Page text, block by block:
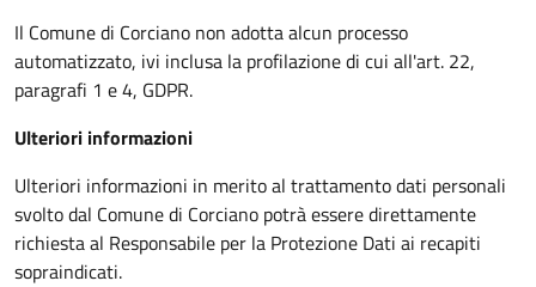
Il Comune di Corciano non adotta alcun processo
automatizzato, ivi inclusa la profilazione di cui all'art. 22,
paragrafi 1 e 4, GDPR.
Ulteriori informazioni
Ulteriori informazioni in merito al trattamento dati personali
svolto dal Comune di Corciano potrà essere direttamente
richiesta al Responsabile per la Protezione Dati ai recapiti
sopraindicati.